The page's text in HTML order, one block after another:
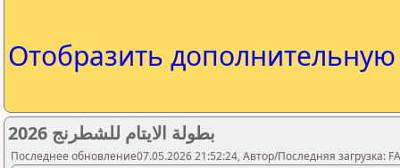
Отобразить
بطولة الايتام للشطرنج 2026
Последнее обновление07.05.2026 21:52:24, Автор/Последняя загрузка: